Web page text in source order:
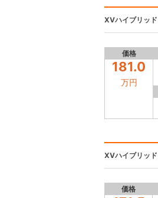
XVハイブリッ
価格
181.0
万円
XVハイブリッ
価格